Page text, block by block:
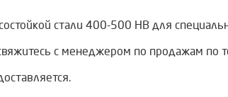
стали 400-500 HB для
с менеджером по продажам по